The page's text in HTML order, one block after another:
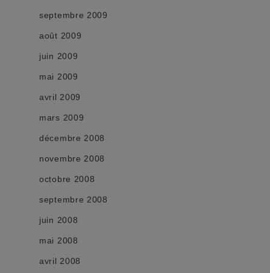
septembre 2009
août 2009
juin 2009
mai 2009
avril 2009
mars 2009
décembre 2008
novembre 2008
octobre 2008
septembre 2008
juin 2008
mai 2008
avril 2008